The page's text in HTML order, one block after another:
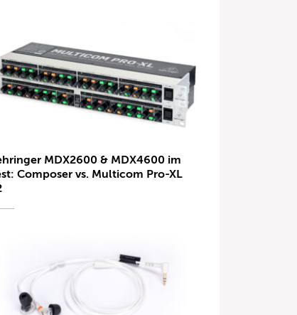
MDX2600 & MDX4600 im
Composer vs. Multicom Pro-XL